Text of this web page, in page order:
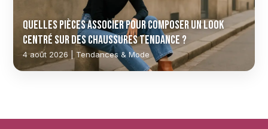
Quelles pièces associer pour composer un look
centré sur des chaussures tendance ?
4 août 2026 | Tendances & Mode